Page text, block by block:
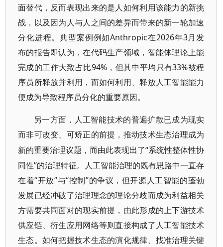
面替代，反而表现出来的是人如何利用该能力的新挑
战，以及因为人与人之间的差异而带来的新一轮加速
分化进程。典型案例例如Anthropic在2026年3月发
布的报告即认为，在代码生产领域，智能体理论上能
完成的工作大致占比94%，但其中平均只有33%被程
序员所释放并利用，而如何利用、释放人工智能能力
便成为导致程序员分化的重要原因。
另一方面，人工智能技术的普遍扩散已成为现实
而非可改变、可矫正的前提，推动技术生态治理成为
新的重要治理议题，而由此表现出了“系统性整体性协
同性”的治理特征。人工智能治理的既有思路中一直存
在着“开放”与“控制”的争议，但开源人工智能的蓬勃
发展已经冲破了治理理念的理论分歧而成为利益相关
方需要共同面对的现实前提，由此形成的上下游技术
供应链、衍生应用网络等则直接构成了人工智能技术
生态。如何把握技术生态的演化规律、找准治理关键